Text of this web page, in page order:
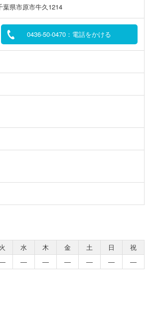
葉県市原市牛久1214
0436-50-0470：電話をかける
火 水 木 金 土 日
祝
― ― ― ― ―
―